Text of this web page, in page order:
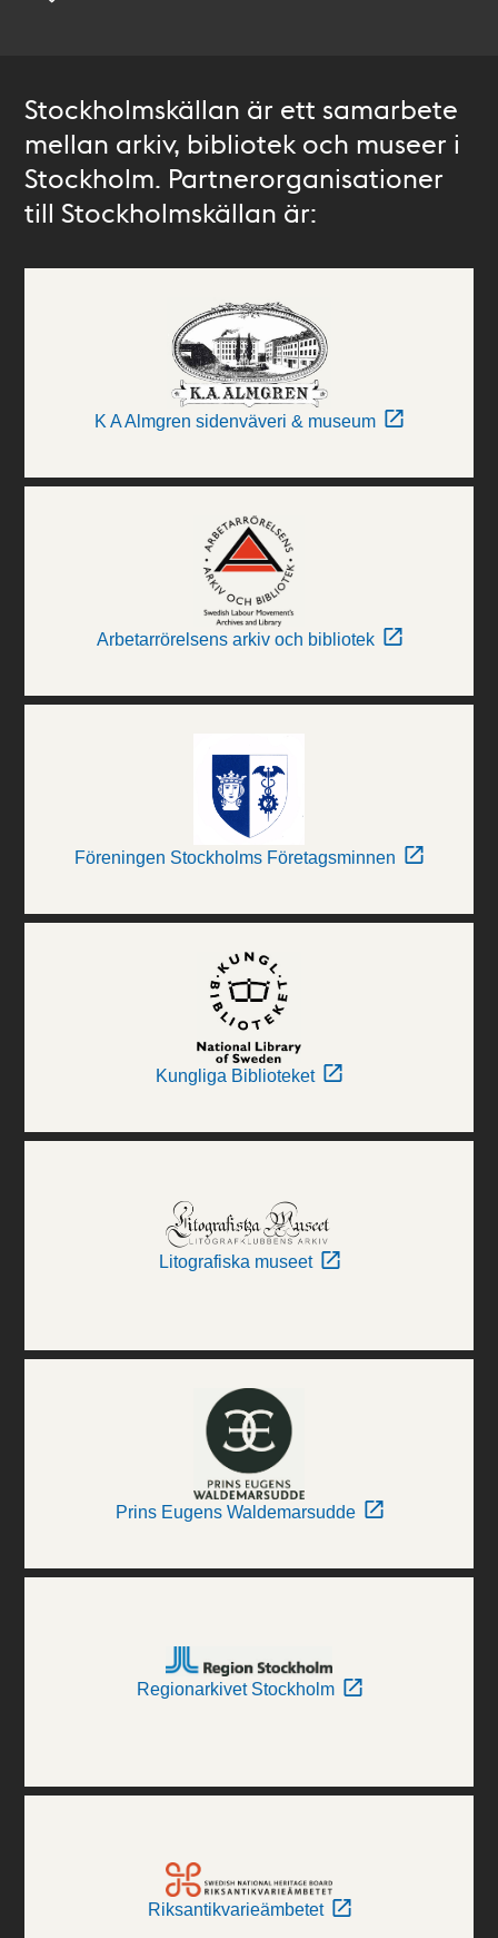
Stockholmskällan är ett samarbete
mellan arkiv, bibliotek och museer i
Stockholm. Partnerorganisationer
till Stockholmskällan är:
K A Almgren sidenväveri & museum
Arbetarrörelsens arkiv och bibliotek
Föreningen Stockholms Företagsminnen
Kungliga Biblioteket
Litografiska museet
Prins Eugens Waldemarsudde
Regionarkivet Stockholm
Riksantikvarieämbetet